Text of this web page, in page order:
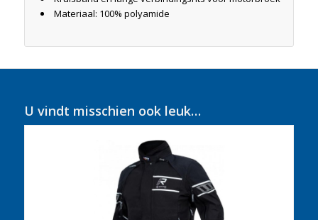
Materiaal: 100% polyamide
U vindt misschien ook leuk…